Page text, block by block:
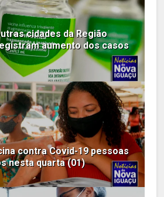
cidades da Região
aumento dos casos
contra Covid-19 pessoas
nesta quarta (01)